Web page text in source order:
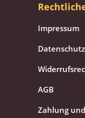
Impressum
Datenschutz
AGB
Zahlung